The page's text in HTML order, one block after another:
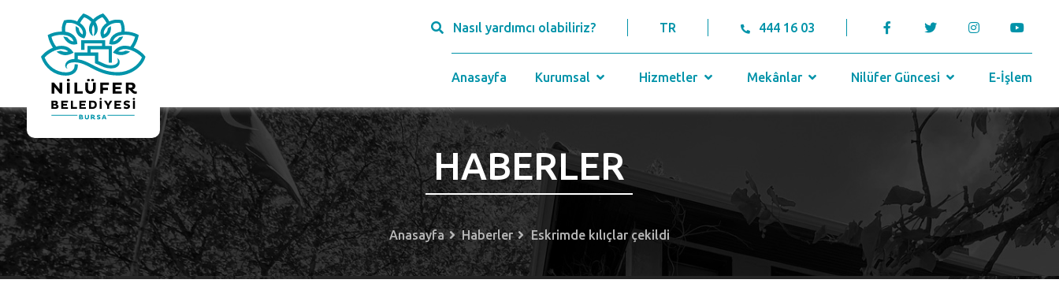
Nasıl yardımcı olabiliriz? TR 444 16 03
Anasayfa Kurumsal Hizmetler Mekânlar Nilüfer Güncesi E-İşlem
HABERLER
Anasayfa Haberler Eskrimde kılıçlar çekildi